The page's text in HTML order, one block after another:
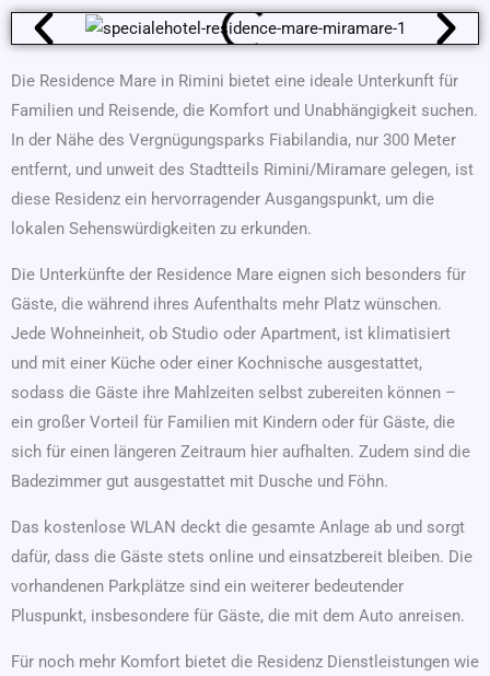
Die Residence Mare in Rimini bietet eine ideale Unterkunft für
Familien und Reisende, die Komfort und Unabhängigkeit suchen.
In der Nähe des Vergnügungsparks Fiabilandia, nur 300 Meter
entfernt, und unweit des Stadtteils Rimini/Miramare gelegen, ist
diese Residenz ein hervorragender Ausgangspunkt, um die
lokalen Sehenswürdigkeiten zu erkunden.
Die Unterkünfte der Residence Mare eignen sich besonders für
Gäste, die während ihres Aufenthalts mehr Platz wünschen.
Jede Wohneinheit, ob Studio oder Apartment, ist klimatisiert
und mit einer Küche oder einer Kochnische ausgestattet,
sodass die Gäste ihre Mahlzeiten selbst zubereiten können –
ein großer Vorteil für Familien mit Kindern oder für Gäste, die
sich für einen längeren Zeitraum hier aufhalten. Zudem sind die
Badezimmer gut ausgestattet mit Dusche und Föhn.
Das kostenlose WLAN deckt die gesamte Anlage ab und sorgt
dafür, dass die Gäste stets online und einsatzbereit bleiben. Die
vorhandenen Parkplätze sind ein weiterer bedeutender
Pluspunkt, insbesondere für Gäste, die mit dem Auto anreisen.
Für noch mehr Komfort bietet die Residenz Dienstleistungen wie